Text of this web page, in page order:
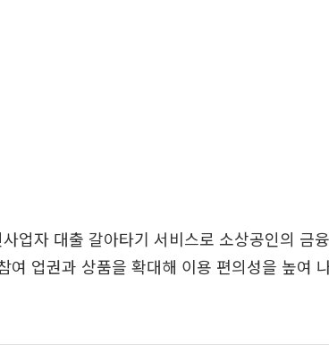
업자 대출 갈아타기 서비스로 소상공인의 금
여 업권과 상품을 확대해 이용 편의성을 높여